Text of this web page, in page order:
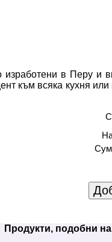
в Перу и
към всяка кухня
Продукти, подобни